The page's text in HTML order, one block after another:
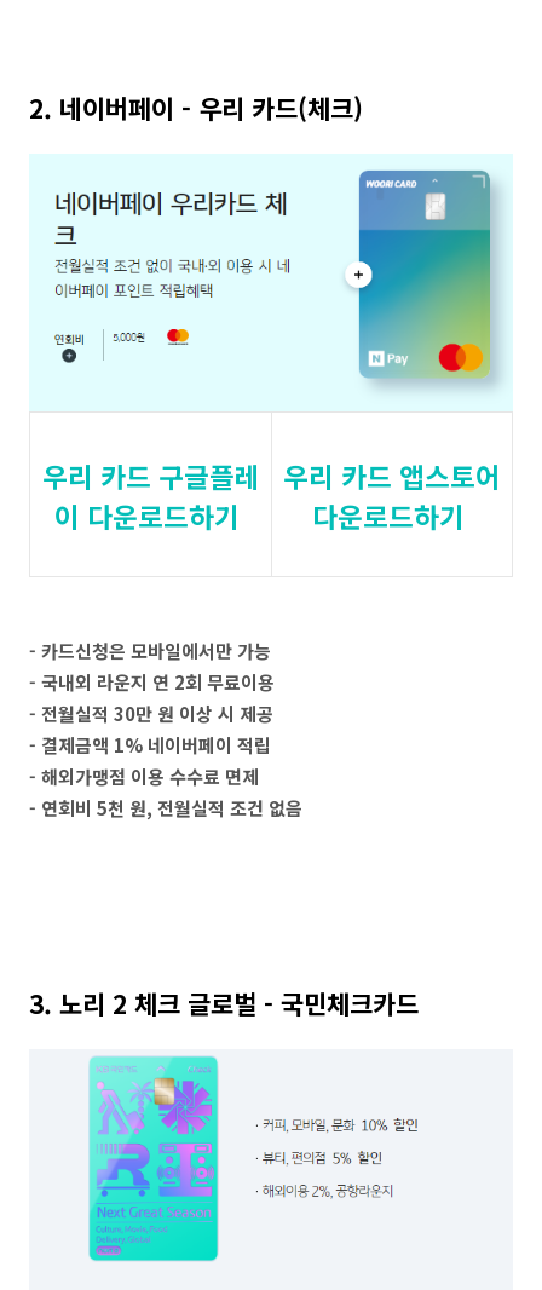
2. 네이버페이 - 우리 카드(체크)
우리 카드 구글플레
이 다운로드하기
우리 카드 앱스토어
다운로드하기
- 카드신청은 모바일에서만 가능
- 국내외 라운지 연 2회 무료이용
- 전월실적 30만 원 이상 시 제공
- 결제금액 1% 네이버페이 적립
- 해외가맹점 이용 수수료 면제
- 연회비 5천 원, 전월실적 조건 없음
3. 노리 2 체크 글로벌 - 국민체크카드